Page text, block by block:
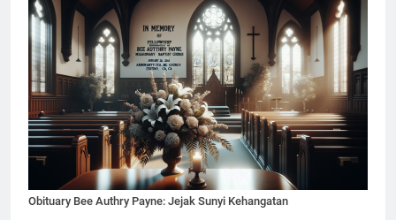
Obituary Bee Authry Payne: Jejak Sunyi Kehangatan